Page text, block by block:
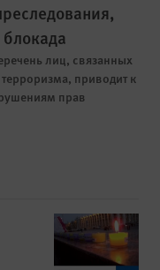
лиц, связанных
приводит к
прав